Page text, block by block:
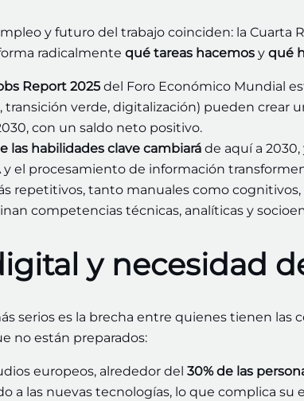
y futuro del trabajo coinciden: la Cuarta
radicalmente qué tareas hacemos y qué
Report 2025 del Foro Económico Mundial
verde, digitalización) pueden crear
con un saldo neto positivo.
las habilidades clave cambiará de aquí a
y el procesamiento de información
repetitivos, tanto manuales como
competencias técnicas, analíticas y
y necesidad
serios es la brecha entre quienes tienen
no están preparados:
europeos, alrededor del 30% de las
a las nuevas tecnologías, lo que complica